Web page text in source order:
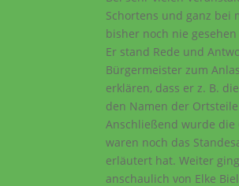
Schortens und ganz bei
bisher noch nie
Er stand Rede und
Bürgermeister zum
erklären, dass er z. B.
den Namen der
Anschließend wurde
waren noch das
erläutert hat. Weiter
anschaulich von Elke